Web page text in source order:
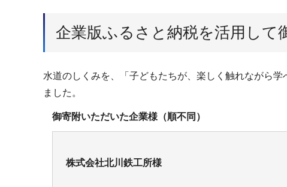
企業版ふるさと納税を活用して
水道のしくみを、「子どもたちが、楽しく触れながら
ました。
御寄附いただいた企業様（順不同）
株式会社北川鉄工所様